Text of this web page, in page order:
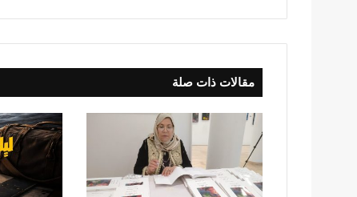
مقالات ذات صلة